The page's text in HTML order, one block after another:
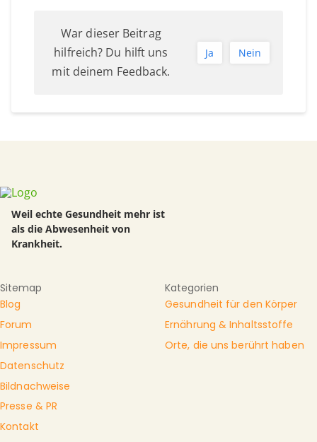
War dieser Beitrag
hilfreich? Du hilft uns
mit deinem Feedback.
Ja Nein
Weil echte Gesundheit mehr ist
als die Abwesenheit von
Krankheit.
Sitemap
Blog
Forum
Impressum
Datenschutz
Bildnachweise
Presse & PR
Kontakt
Kategorien
Gesundheit für den Körper
Ernährung & Inhaltsstoffe
Orte, die uns berührt haben